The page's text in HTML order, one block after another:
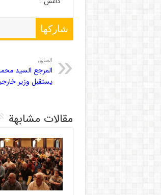
شاركها
السابق
المرجع السيد
يستقبل وزير
مقالات مشابهة